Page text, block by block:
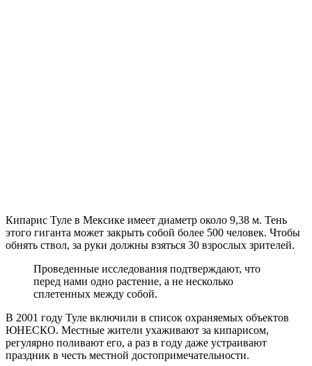
Кипарис Туле в Мексике имеет диаметр около 9,38 м. Тень
этого гиганта может закрыть собой более 500 человек. Чтобы
обнять ствол, за руки должны взяться 30 взрослых зрителей.
Проведенные исследования подтверждают, что
перед нами одно растение, а не несколько
сплетенных между собой.
В 2001 году Туле включили в список охраняемых объектов
ЮНЕСКО. Местные жители ухаживают за кипарисом,
регулярно поливают его, а раз в году даже устраивают
праздник в честь местной достопримечательности.